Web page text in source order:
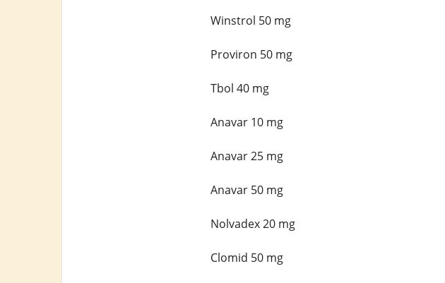
Winstrol 50 mg
Proviron 50 mg
Tbol 40 mg
Anavar 10 mg
Anavar 25 mg
Anavar 50 mg
Nolvadex 20 mg
Clomid 50 mg